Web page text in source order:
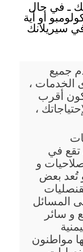
ـ في حال
أو أية
سيريلانك
جميع
الخدمات ،
أقرب
،
تقع في
و
تُعد بعض
المسائل
و سائر
مواطنون